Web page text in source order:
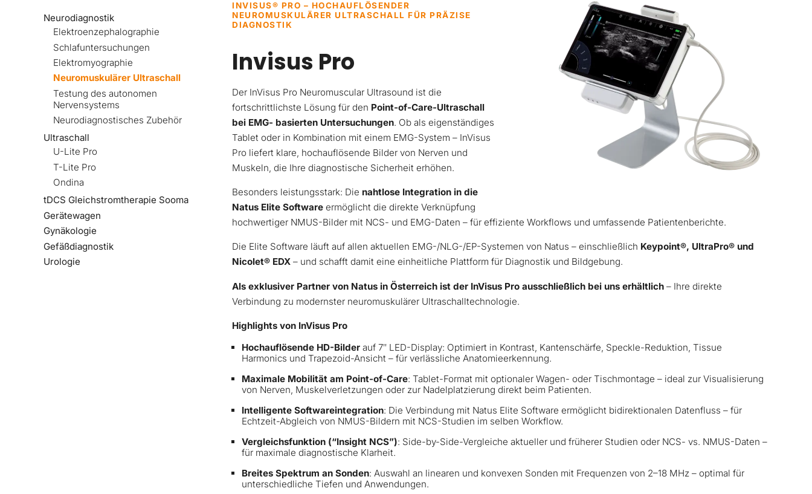
Neurodiagnostik
Elektroenzephalographie
Schlafuntersuchungen
Elektromyographie
Neuromuskulärer Ultraschall
Testung des autonomen
Nervensystems
Neurodiagnostisches Zubehör
Ultraschall
U-Lite Pro
T-Lite Pro
Ondina
tDCS Gleichstromtherapie Sooma
Gerätewagen
Gynäkologie
Gefäßdiagnostik
Urologie
INVISUS® PRO – HOCHAUFLÖSENDER
NEUROMUSKULÄRER ULTRASCHALL FÜR PRÄZISE
DIAGNOSTIK
Invisus Pro
Der InVisus Pro Neuromuscular Ultrasound ist die
fortschrittlichste Lösung für den Point-of-Care-Ultraschall
bei EMG- basierten Untersuchungen. Ob als eigenständiges
Tablet oder in Kombination mit einem EMG-System – InVisus
Pro liefert klare, hochauflösende Bilder von Nerven und
Muskeln, die Ihre diagnostische Sicherheit erhöhen.
Besonders leistungsstark: Die nahtlose Integration in die
Natus Elite Software ermöglicht die direkte Verknüpfung
hochwertiger NMUS-Bilder mit NCS- und EMG-Daten – für effiziente Workflows und umfassende Patientenberichte.
Die Elite Software läuft auf allen aktuellen EMG-/NLG-/EP-Systemen von Natus – einschließlich Keypoint®, UltraPro® und
Nicolet® EDX – und schafft damit eine einheitliche Plattform für Diagnostik und Bildgebung.
Als exklusiver Partner von Natus in Österreich ist der InVisus Pro ausschließlich bei uns erhältlich – Ihre direkte
Verbindung zu modernster neuromuskulärer Ultraschalltechnologie.
Highlights von InVisus Pro
Hochauflösende HD-Bilder auf 7ʺ LED-Display: Optimiert in Kontrast, Kantenschärfe, Speckle-Reduktion, Tissue
Harmonics und Trapezoid-Ansicht – für verlässliche Anatomieerkennung.
Maximale Mobilität am Point-of-Care: Tablet-Format mit optionaler Wagen- oder Tischmontage – ideal zur Visualisierung
von Nerven, Muskelverletzungen oder zur Nadelplatzierung direkt beim Patienten.
Intelligente Softwareintegration: Die Verbindung mit Natus Elite Software ermöglicht bidirektionalen Datenfluss – für
Echtzeit-Abgleich von NMUS-Bildern mit NCS-Studien im selben Workflow.
Vergleichsfunktion (“Insight NCS”): Side-by-Side-Vergleiche aktueller und früherer Studien oder NCS- vs. NMUS-Daten –
für maximale diagnostische Klarheit.
Breites Spektrum an Sonden: Auswahl an linearen und konvexen Sonden mit Frequenzen von 2–18 MHz – optimal für
unterschiedliche Tiefen und Anwendungen.